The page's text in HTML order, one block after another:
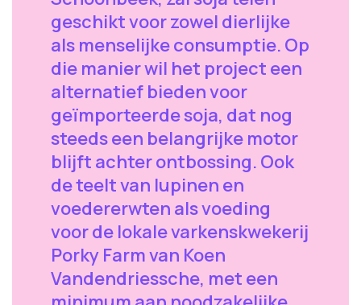
geschikt voor zowel dierlijke
als menselijke consumptie. Op
die manier wil het project een
alternatief bieden voor
geïmporteerde soja, dat nog
steeds een belangrijke motor
blijft achter ontbossing. Ook
de teelt van lupinen en
voedererwten als voeding
voor de lokale varkenskwekerij
Porky Farm van Koen
Vandendriessche, met een